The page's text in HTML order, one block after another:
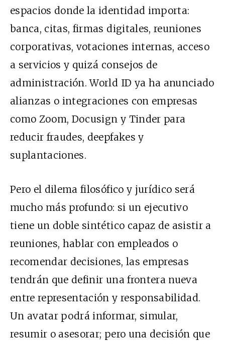
espacios donde la identidad importa:
banca, citas, firmas digitales, reuniones
corporativas, votaciones internas, acceso
a servicios y quizá consejos de
administración. World ID ya ha anunciado
alianzas o integraciones con empresas
como Zoom, Docusign y Tinder para
reducir fraudes, deepfakes y
suplantaciones.
Pero el dilema filosófico y jurídico será
mucho más profundo: si un ejecutivo
tiene un doble sintético capaz de asistir a
reuniones, hablar con empleados o
recomendar decisiones, las empresas
tendrán que definir una frontera nueva
entre representación y responsabilidad.
Un avatar podrá informar, simular,
resumir o asesorar; pero una decisión que